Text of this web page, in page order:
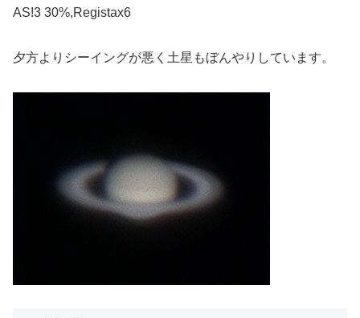
AS!3 30%,Registax6
夕方よりシーイングが悪く土星もぼんやりしています。